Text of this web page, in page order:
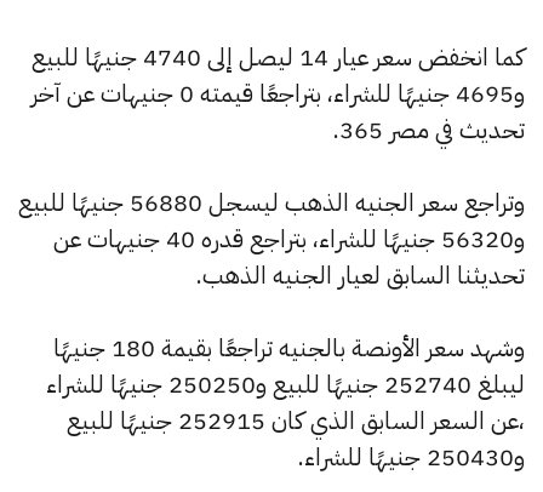
كما انخفض سعر عيار 14 ليصل إلى 4740 جنيهًا للبيع
و4695 جنيهًا للشراء، بتراجعًا قيمته 0 جنيهات عن آخر
تحديث في مصر 365.
وتراجع سعر الجنيه الذهب ليسجل 56880 جنيهًا للبيع
و56320 جنيهًا للشراء، بتراجع قدره 40 جنيهات عن
تحديثنا السابق لعيار الجنيه الذهب.
وشهد سعر الأونصة بالجنيه تراجعًا بقيمة 180 جنيهًا
ليبلغ 252740 جنيهًا للبيع و250250 جنيهًا للشراء
،عن السعر السابق الذي كان 252915 جنيهًا للبيع
و250430 جنيهًا للشراء.